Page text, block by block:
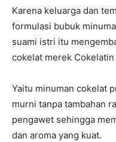
Karena keluarga dan
formulasi bubuk
suami istri itu
cokelat merek
Yaitu minuman cokelat
murni tanpa tambahan
pengawet sehingga
dan aroma yang kuat.